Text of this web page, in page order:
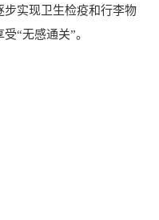
实现卫生检疫和行李物
“无感通关”。